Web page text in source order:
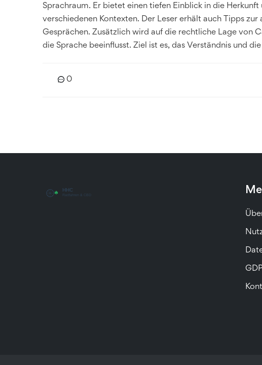
Sprachraum. Er bietet einen tiefen Einblick in die
verschiedenen Kontexten. Der Leser erhält auch Tipps
Gesprächen. Zusätzlich wird auf die rechtliche Lage von
die Sprache beeinflusst. Ziel ist es, das Verständnis und
0